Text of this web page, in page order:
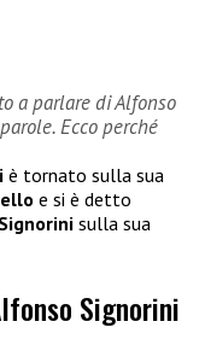
a parlare di Alfonso
Ecco perché
è tornato sulla sua
e si è detto
sulla sua
Signorini